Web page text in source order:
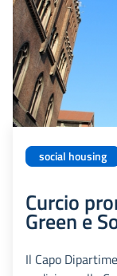
social housing
Curcio
Green e
Il Capo